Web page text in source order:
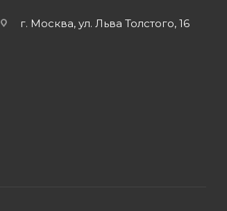
г. Москва, ул. Льва Толстого, 16